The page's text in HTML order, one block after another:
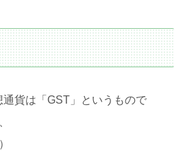
貨は「GST」というもので